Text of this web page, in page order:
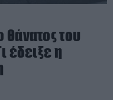
θάνατος του
έδειξε η